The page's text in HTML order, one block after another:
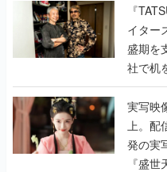
く
『
イター
盛期を
社で机
『
んだレ
実写映
上。
発の実
『盛